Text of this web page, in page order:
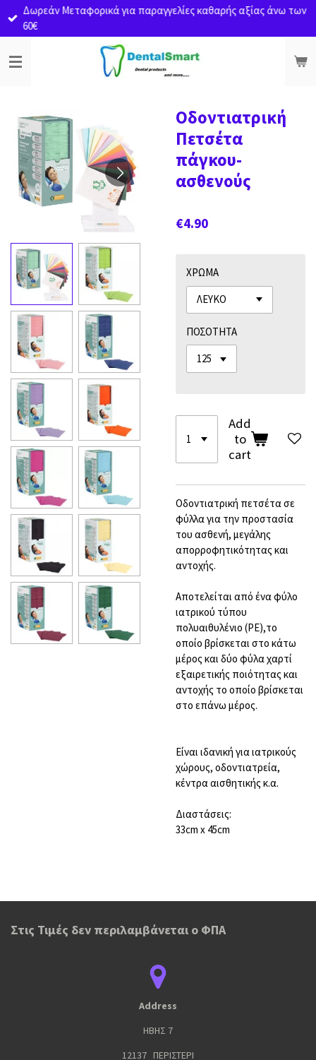
Skip
content
Δωρεάν Μεταφορικά για παραγγελίες καθαρής αξίας άνω των
60€
Οδοντιατρική
Πετσέτα
πάγκου-
ασθενούς
€4.90
ΧΡΩΜΑ
ΠΟΣΟΤΗΤΑ
Add
to
cart
Οδοντιατρική πετσέτα σε
φύλλα για την προστασία
του ασθενή, μεγάλης
απορροφητικότητας και
αντοχής.
Αποτελείται από ένα φύλο
ιατρικού τύπου
πολυαιθυλένιο (ΡΕ),το
οποίο βρίσκεται στο κάτω
μέρος και δύο φύλα χαρτί
εξαιρετικής ποιότητας και
αντοχής το οποίο βρίσκεται
στο επάνω μέρος.
Είναι ιδανική για ιατρικούς
χώρους, οδοντιατρεία,
κέντρα αισθητικής κ.α.
Διαστάσεις:
33cm x 45cm
Στις Τιμές δεν περιλαμβάνεται ο ΦΠΑ
Address
ΗΒΗΣ 7
12137 ΠΕΡΙΣΤΕΡΙ